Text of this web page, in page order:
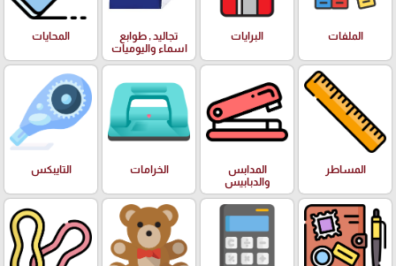
الملفات البرايات
تجاليد , طوابع
اسماء واليوميات
المحايات
المساطر
المدابس
والدبابيس
الخرامات التايبكس